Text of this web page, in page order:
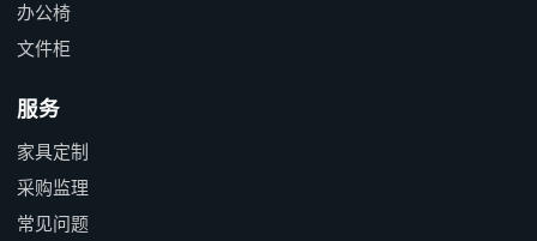
办公椅
文件柜
服务
家具定制
采购监理
常见问题